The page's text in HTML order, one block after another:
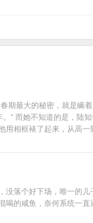
最大的秘密，就是
” 而她不知道的是，
相框裱了起来，从高
落个好下场，唯一
的咸鱼，奈何系统一